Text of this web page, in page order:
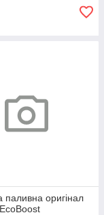
паливна оригінал